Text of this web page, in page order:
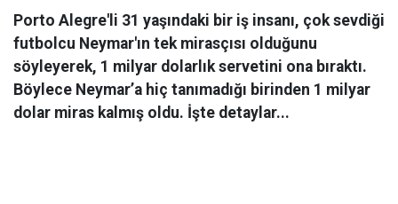
Porto Alegre'li 31 yaşındaki bir iş insanı, çok sevdiği
futbolcu Neymar'ın tek mirasçısı olduğunu
söyleyerek, 1 milyar dolarlık servetini ona bıraktı.
Böylece Neymar’a hiç tanımadığı birinden 1 milyar
dolar miras kalmış oldu. İşte detaylar...